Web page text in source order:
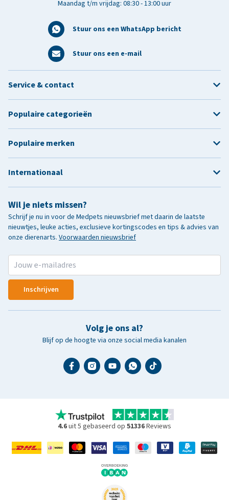
Maandag t/m vrijdag: 08:30 - 13:00 uur
Stuur ons een WhatsApp bericht
Stuur ons een e-mail
Wil je niets missen?
Schrijf je nu in voor de Medpets nieuwsbrief met daarin de laatste
nieuwtjes, leuke acties, exclusieve kortingscodes en tips & advies van
onze dierenarts. Voorwaarden nieuwsbrief
Inschrijven
Volg je ons al?
Blijf op de hoogte via onze social media kanalen
Service & contact
Populaire categorieën
Populaire merken
Internationaal
4.6uit 5 gebaseerd op 51336Reviews